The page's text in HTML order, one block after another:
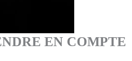
EN COMPTE